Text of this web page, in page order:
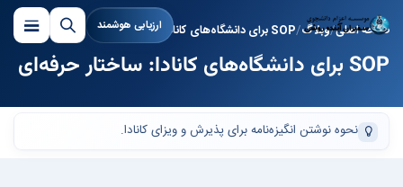
ارزیابی هوشمند صفحه اصلی وبلاگ SOP برای دانشگاه‌های کانادا: ساختار حرفه‌ای
SOP برای دانشگاه‌های کانادا: ساختار حرفه‌ای
نحوه نوشتن انگیزه‌نامه برای پذیرش و ویزای کانادا.